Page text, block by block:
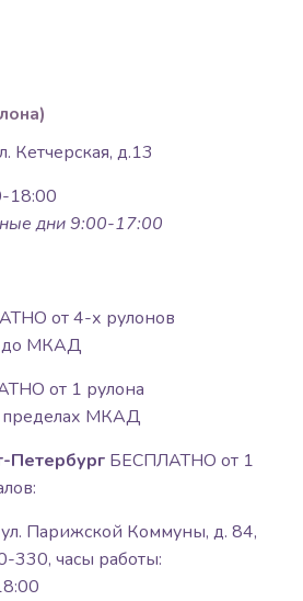
Кетчерская, д.13
18:00
дни 9:00-17:00
от 4-х рулонов
до МКАД
от 1 рулона
пределах МКАД
Петербург БЕСПЛАТНО от 1
Парижской Коммуны, д. 84,
330, часы работы: